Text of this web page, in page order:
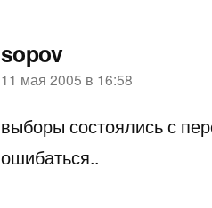
sopov
пишет:
11 мая 2005 в 16:58
выборы состоялись с
ошибаться..